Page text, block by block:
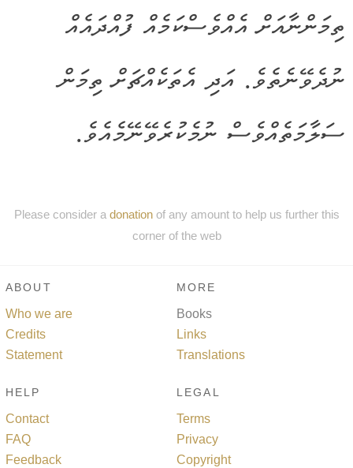
ތިމަންނާއަށް އެއްވެސްކަމެއް ފުއްދައެއް
ނުދެވޭނެތެވެ. އަދި އެތަކެއްޗަށް ތިމަން
ސަލާމަތެއްވެސް ނުމެކުރެވޭނޭމެއެވެ.
Please consider a donationof any amount to help us further this
corner of the web
ABOUT
Who we are
Credits
Statement
MORE
Books
Links
Translations
HELP
Contact
FAQ
Feedback
LEGAL
Terms
Privacy
Copyright